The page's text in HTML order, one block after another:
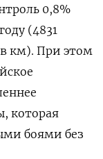
0,8%
(4831
км). При этом
которая
боями без